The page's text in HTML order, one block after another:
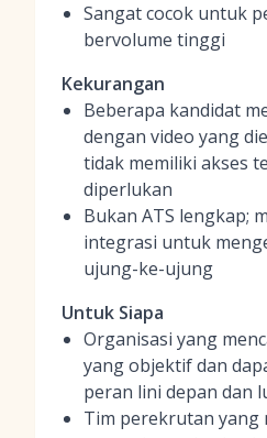
Sangat cocok untuk
bervolume tinggi
Kekurangan
Beberapa kandidat
dengan video yang
tidak memiliki akses
diperlukan
Bukan ATS lengkap;
integrasi untuk
ujung-ke-ujung
Untuk Siapa
Organisasi yang
yang objektif dan
peran lini depan dan
Tim perekrutan yang